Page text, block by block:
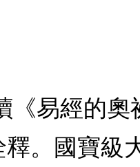
《易經的
。國寶級